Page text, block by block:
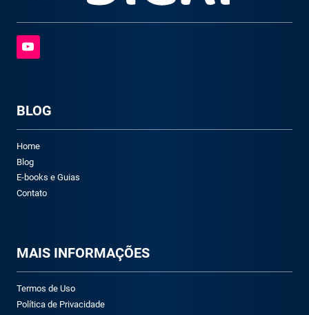
BLOG
Home
Blog
E-books e Guias
Contato
MAIS INFORMAÇÕES
Termos de Uso
Política de Privacidade